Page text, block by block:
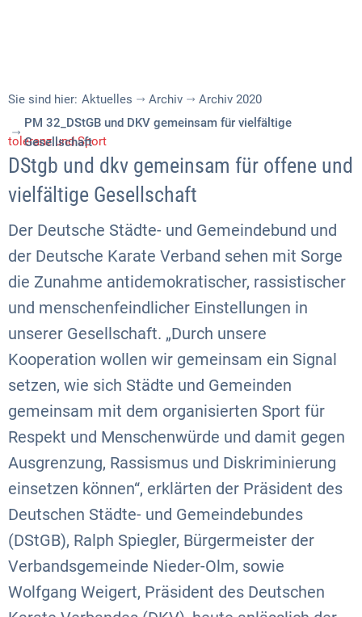
Sie sind hier: Aktuelles Archiv
Archiv 2020
PM 32_DStGB und DKV gemeinsam für vielfältige
Gesellschaft
toleranz und Sport
DStgb und dkv gemeinsam für offene und
vielfältige Gesellschaft
Der Deutsche Städte- und Gemeindebund und
der Deutsche Karate Verband sehen mit Sorge
die Zunahme antidemokratischer, rassistischer
und menschenfeindlicher Einstellungen in
unserer Gesellschaft. „Durch unsere
Kooperation wollen wir gemeinsam ein Signal
setzen, wie sich Städte und Gemeinden
gemeinsam mit dem organisierten Sport für
Respekt und Menschenwürde und damit gegen
Ausgrenzung, Rassismus und Diskriminierung
einsetzen können“, erklärten der Präsident des
Deutschen Städte- und Gemeindebundes
(DStGB), Ralph Spiegler, Bürgermeister der
Verbandsgemeinde Nieder-Olm, sowie
Wolfgang Weigert, Präsident des Deutschen